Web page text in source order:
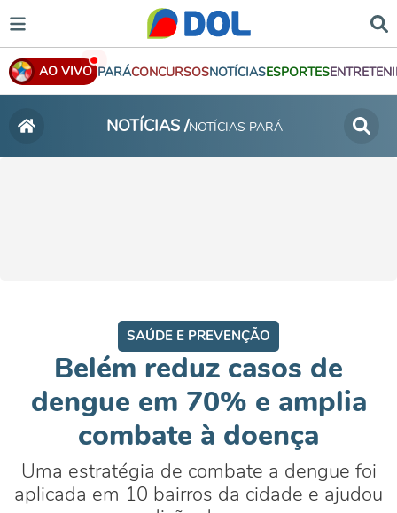
AO VIVO PARÁCONCURSOSNOTÍCIASESPORTES
NOTÍCIAS /NOTÍCIAS PARÁ
SAÚDE E PREVENÇÃO
Belém reduz casos de
dengue em 70% e amplia
combate à doença
Uma estratégia de combate a dengue foi
aplicada em 10 bairros da cidade e ajudou